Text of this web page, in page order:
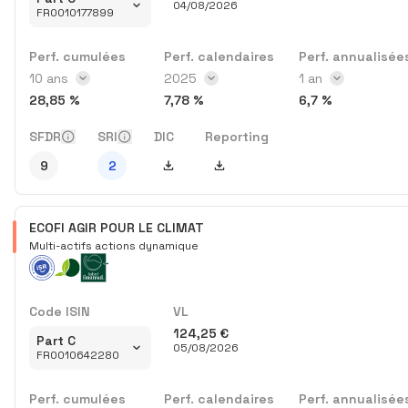
FR0010177899 04/08/2026
Perf. cumulées
Intervalle des perf. cumulées
10 ans
28,85 %
Perf. calendaires
Année des perf. calendaires
2025
7,78 %
Perf.
Intervalle des
1 an
6,7 %
SFDR
9
SRI
2
DIC
Télécharger DIC
Reporting
Télécharger Reporting
ECOFI AGIR POUR LE CLIMAT
Multi-actifs actions dynamique
Code ISIN
Part C
FR0010642280
VL
124,25 €
05/08/2026
Perf. cumulées Perf. calendaires Perf.